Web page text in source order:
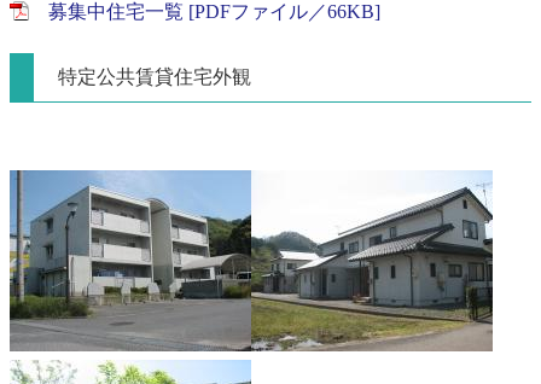
募集中住宅一覧 [PDFファイル／66KB]
特定公共賃貸住宅外観